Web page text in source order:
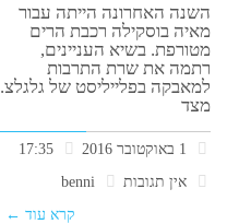
השנה האחרונה הייתה עבור
מאיה בוסקילה רכבת הרים
מטורפת. בשיא העניינים,
רתמה את שרת התרבות
למאבקה בפלייליסט של גלגלצ.
מצד
אין תגובות
benni
קרא עוד ←